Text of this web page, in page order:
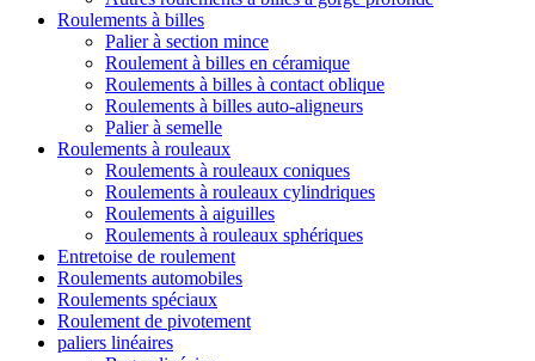
Roulements à billes
Palier à section mince
Roulement à billes en céramique
Roulements à billes à contact oblique
Roulements à billes auto-aligneurs
Palier à semelle
Roulements à rouleaux
Roulements à rouleaux coniques
Roulements à rouleaux cylindriques
Roulements à aiguilles
Roulements à rouleaux sphériques
Entretoise de roulement
Roulements automobiles
Roulements spéciaux
Roulement de pivotement
paliers linéaires